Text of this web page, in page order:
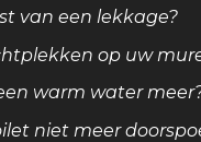
van een lekkage?
op uw
warm water
niet meer